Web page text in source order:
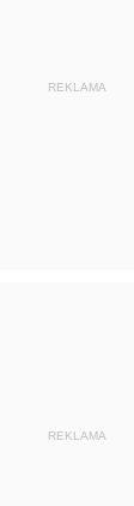
REKLAMA
REKLAMA